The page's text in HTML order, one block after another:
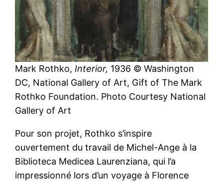
Mark Rothko, Interior, 1936 © Washington
DC, National Gallery of Art, Gift of The Mark
Rothko Foundation. Photo Courtesy National
Gallery of Art
Pour son projet, Rothko s’inspire
ouvertement du travail de Michel-Ange à la
Biblioteca Medicea Laurenziana, qui l’a
impressionné lors d’un voyage à Florence